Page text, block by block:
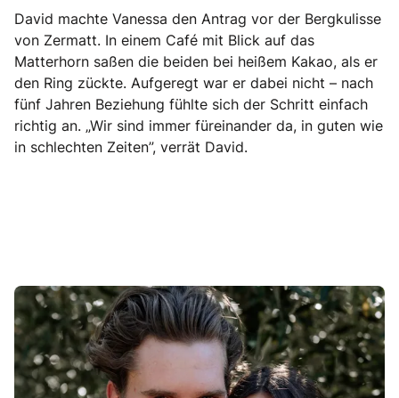
David machte Vanessa den Antrag vor der Bergkulisse
von Zermatt. In einem Café mit Blick auf das
Matterhorn saßen die beiden bei heißem Kakao, als er
den Ring zückte. Aufgeregt war er dabei nicht – nach
fünf Jahren Beziehung fühlte sich der Schritt einfach
richtig an. „Wir sind immer füreinander da, in guten wie
in schlechten Zeiten”, verrät David.